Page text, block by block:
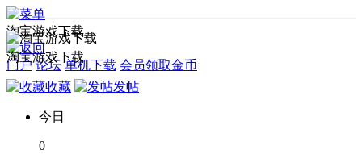
淘宝游戏下载
门户 论坛 单机下载 会员领取金币
淘宝游戏下载
收藏 发帖
今日
0